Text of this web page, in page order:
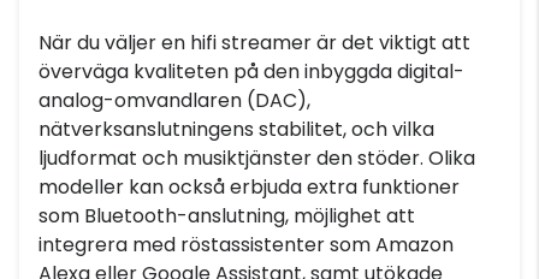
När du väljer en hifi streamer är det viktigt att
överväga kvaliteten på den inbyggda digital-
analog-omvandlaren (DAC),
nätverksanslutningens stabilitet, och vilka
ljudformat och musiktjänster den stöder. Olika
modeller kan också erbjuda extra funktioner
som Bluetooth-anslutning, möjlighet att
integrera med röstassistenter som Amazon